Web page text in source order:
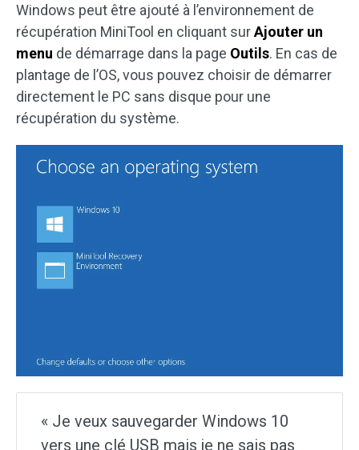
Windows peut être ajouté à l’environnement de
récupération MiniTool en cliquant surAjouter un
menu de démarrage dans la page Outils. En cas de
plantage de l’OS, vous pouvez choisir de démarrer
directement le PC sans disque pour une
récupération du système.
« Je veux sauvegarder Windows 10
vers une clé USB mais je ne sais pas